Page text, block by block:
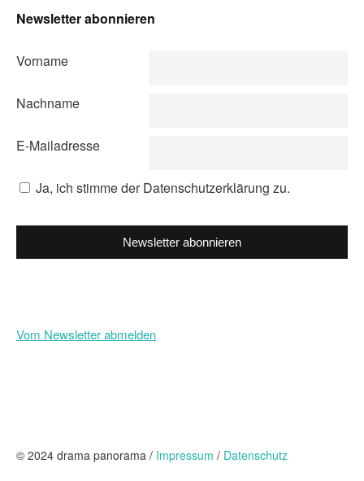
Newsletter abonnieren
Vorname
Nachname
E-Mailadresse
Ja, ich stimme der Datenschutzerklärung zu.
Newsletter abonnieren
Vom Newsletter abmelden
© 2024 drama panorama / Impressum / Datenschutz